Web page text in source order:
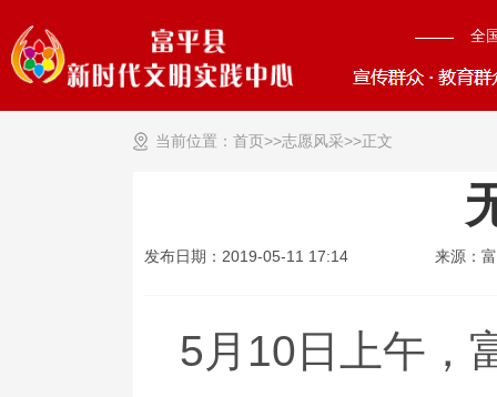
全
当前位置： 首页>>志愿风采>>正文
发布日期：2019-05-11 17:14 来源：
5月10日上午，